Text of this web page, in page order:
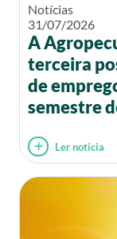
Notícias
31/07/2026
A
terceira
de
semestre
Ler notícia